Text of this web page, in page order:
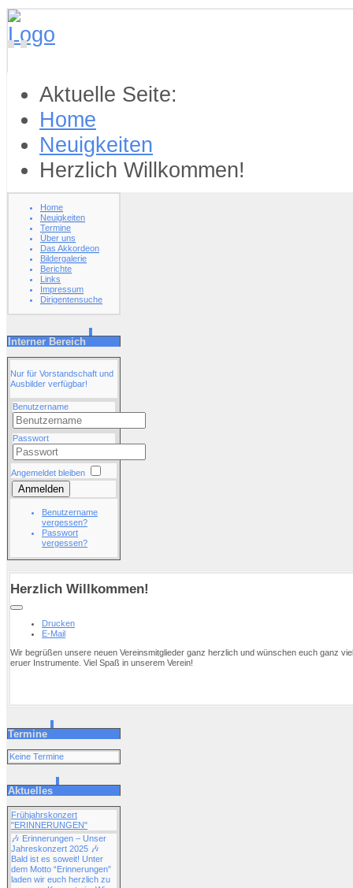
Aktuelle Seite:
Home
Neuigkeiten
Herzlich Willkommen!
Home
Neuigkeiten
Termine
Über uns
Das Akkordeon
Bildergalerie
Berichte
Links
Impressum
Dirigentensuche
Interner Bereich
Nur für Vorstandschaft und
Ausbilder verfügbar!
Benutzername
Passwort
Angemeldet bleiben
Anmelden
Benutzername
vergessen?
Passwort
vergessen?
Herzlich Willkommen!
Drucken
E-Mail
Wir begrüßen unsere neuen Vereinsmitglieder ganz herzlich und wünschen euch ganz
eruer Instrumente. Viel Spaß in unserem Verein!
Termine
Keine Termine
Aktuelles
Frühjahrskonzert
"ERINNERUNGEN"
🎶 Erinnerungen – Unser
Jahreskonzert 2025 🎶
Bald ist es soweit! Unter
dem Motto “Erinnerungen”
laden wir euch herzlich zu